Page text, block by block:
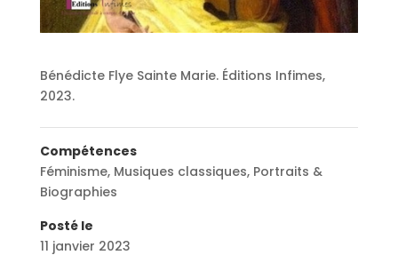
Bénédicte Flye Sainte Marie. Éditions Infimes,
2023.
Compétences
Féminisme, Musiques classiques, Portraits &
Biographies
Posté le
11 janvier 2023